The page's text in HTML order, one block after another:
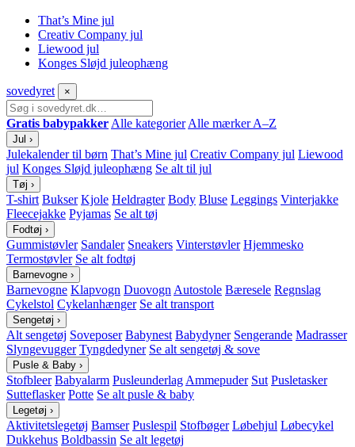
That’s Mine jul
Creativ Company jul
Liewood jul
Konges Sløjd juleophæng
sovedyret ×
Gratis babypakker Alle kategorier Alle mærker A–Z
Jul ›
Julekalender til børn That’s Mine jul Creativ Company jul Liewood
jul Konges Sløjd juleophæng Se alt til jul
Tøj ›
T-shirt Bukser Kjole Heldragter Body Bluse Leggings Vinterjakke
Fleecejakke Pyjamas Se alt tøj
Fodtøj ›
Gummistøvler Sandaler Sneakers Vinterstøvler Hjemmesko
Termostøvler Se alt fodtøj
Barnevogne ›
Barnevogne Klapvogn Duovogn Autostole Bæresele Regnslag
Cykelstol Cykelanhænger Se alt transport
Sengetøj ›
Alt sengetøj Soveposer Babynest Babydyner Sengerande Madrasser
Slyngevugger Tyngdedyner Se alt sengetøj & sove
Pusle & Baby ›
Stofbleer Babyalarm Pusleunderlag Ammepuder Sut Pusletasker
Sutteflasker Potte Se alt pusle & baby
Legetøj ›
Aktivitetslegetøj Bamser Puslespil Stofbøger Løbehjul Løbecykel
Dukkehus Boldbassin Se alt legetøj